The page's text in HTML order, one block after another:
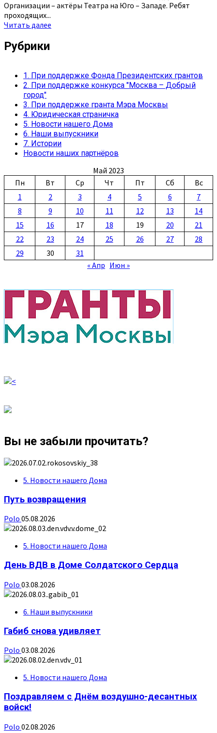
Организации – актёры Театра на Юго – Западе. Ребят
проходящих...
Читать далее
друзей
Рубрики
1. При поддержке Фонда Президентских грантов
2. При поддержке конкурса "Москва – Добрый
город"
3. При поддержке гранта Мэра Москвы
4. Юридическая страничка
5. Новости нашего Дома
6. Наши выпускники
7. Истории
Новости наших партнёров
Май 2023
Пн
Вт Ср Чт Пт Сб
Вс
1
2 3 4 5 6
7
8
9 10 11 12 13
14
15
16 17 18 19 20
21
22
23 24 25 26 27
28
29
30
31
« Апр Июн »
Вы не забыли прочитать?
5. Новости нашего Дома
Путь возвращения
Polo 05.08.2026
5. Новости нашего Дома
День ВДВ в Доме Солдатского Сердца
Polo 03.08.2026
6. Наши выпускники
Габиб снова удивляет
Polo 03.08.2026
5. Новости нашего Дома
Поздравляем с Днём воздушно-десантных
войск!
Polo 02.08.2026